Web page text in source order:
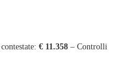
€ 11.358 – Controlli